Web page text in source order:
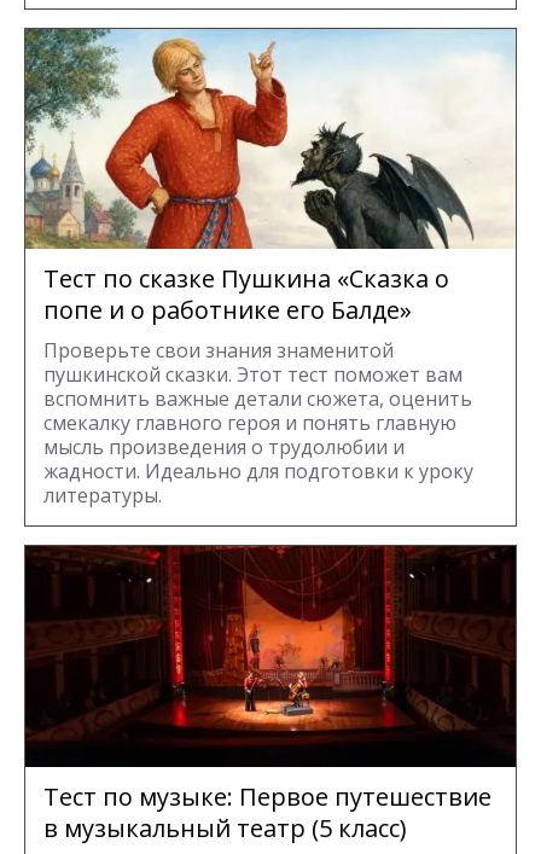
Тест по сказке Пушкина «Сказка о
попе и о работнике его Балде»
Проверьте свои знания знаменитой
пушкинской сказки. Этот тест поможет вам
вспомнить важные детали сюжета, оценить
смекалку главного героя и понять главную
мысль произведения о трудолюбии и
жадности. Идеально для подготовки к уроку
литературы.
Тест по музыке: Первое путешествие
в музыкальный театр (5 класс)